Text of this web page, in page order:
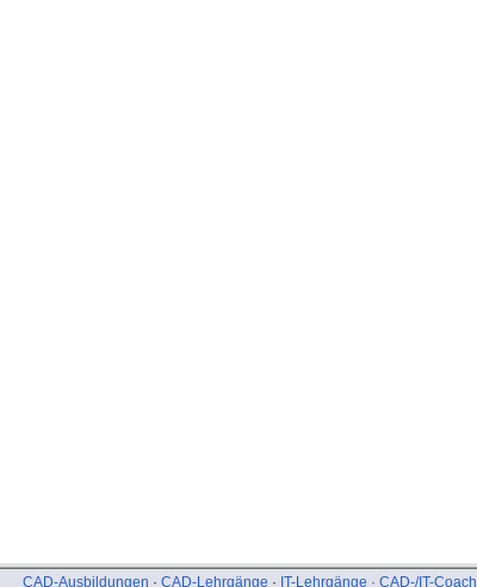
CAD-Ausbildungen · CAD-Lehrgänge · IT-Lehrgänge · CAD-/IT-